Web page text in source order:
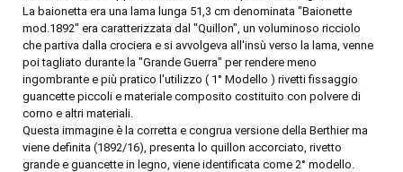
La baionetta era una lama lunga 51,3 cm denominata "Baionette
mod.1892" era caratterizzata dal "Quillon", un voluminoso ricciolo
che partiva dalla crociera e si avvolgeva all'insù verso la lama, venne
poi tagliato durante la "Grande Guerra" per rendere meno
ingombrante e più pratico l'utilizzo ( 1° Modello ) rivetti fissaggio
guancette piccoli e materiale composito costituito con polvere di
corno e altri materiali.
Questa immagine è la corretta e congrua versione della Berthier ma
viene definita (1892/16), presenta lo quillon accorciato, rivetto
grande e guancette in legno, viene identificata come 2° modello.